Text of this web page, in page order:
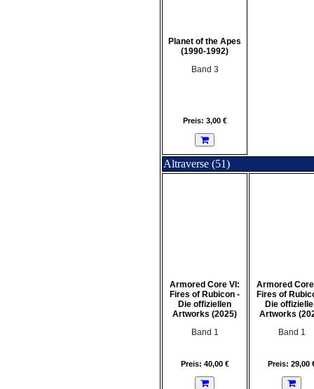
Planet of the Apes
(1990-1992)
Band 3
Preis: 3,00 €
Altraverse (51)
Armored Core VI:
Fires of Rubicon -
Die offiziellen
Artworks (2025)
Band 1
Preis: 40,00 €
Armored
Fires of
Die
Artworks
Band 1
Preis: 29,00